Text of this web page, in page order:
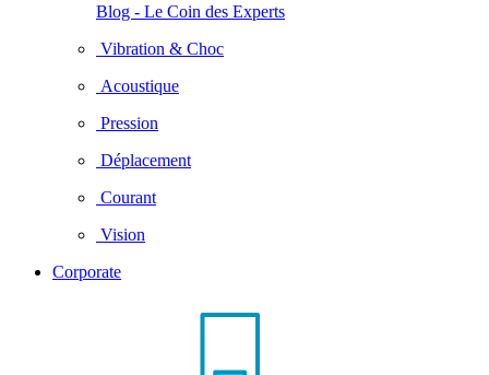
Blog - Le Coin des Experts
Vibration & Choc
Acoustique
Pression
Déplacement
Courant
Vision
Corporate